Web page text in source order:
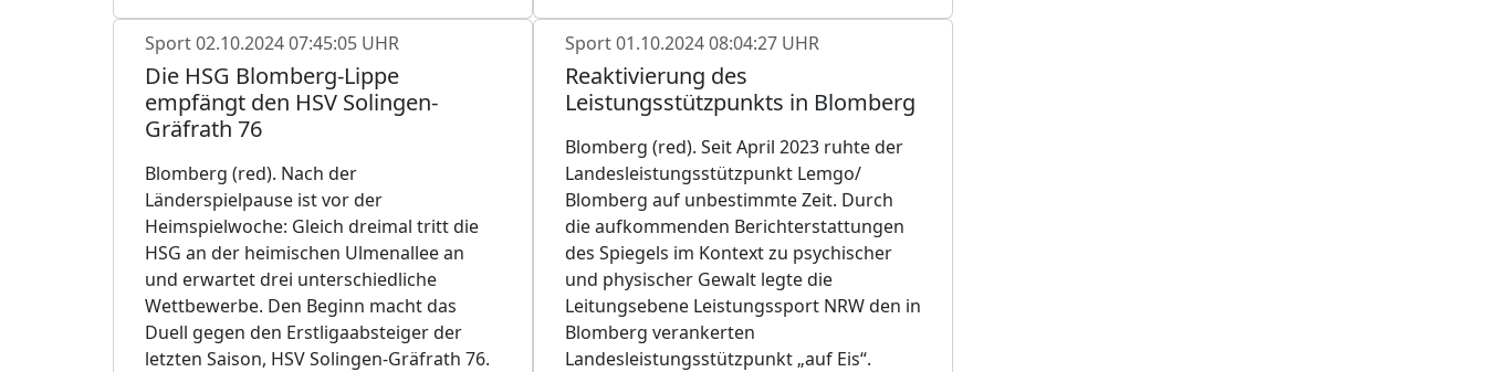
Sport02.10.2024 07:45:05 UHR
Die HSG Blomberg-Lippe
empfängt den HSV Solingen-
Gräfrath 76
Blomberg (red). Nach der
Länderspielpause ist vor der
Heimspielwoche: Gleich dreimal tritt die
HSG an der heimischen Ulmenallee an
und erwartet drei unterschiedliche
Wettbewerbe. Den Beginn macht das
Duell gegen den Erstligaabsteiger der
letzten Saison, HSV Solingen-Gräfrath 76.
Sport01.10.2024 08:04:27 UHR
Reaktivierung des
Leistungsstützpunkts in Blomberg
Blomberg (red). Seit April 2023 ruhte der
Landesleistungsstützpunkt Lemgo/
Blomberg auf unbestimmte Zeit. Durch
die aufkommenden Berichterstattungen
des Spiegels im Kontext zu psychischer
und physischer Gewalt legte die
Leitungsebene Leistungssport NRW den in
Blomberg verankerten
Landesleistungsstützpunkt „auf Eis“.